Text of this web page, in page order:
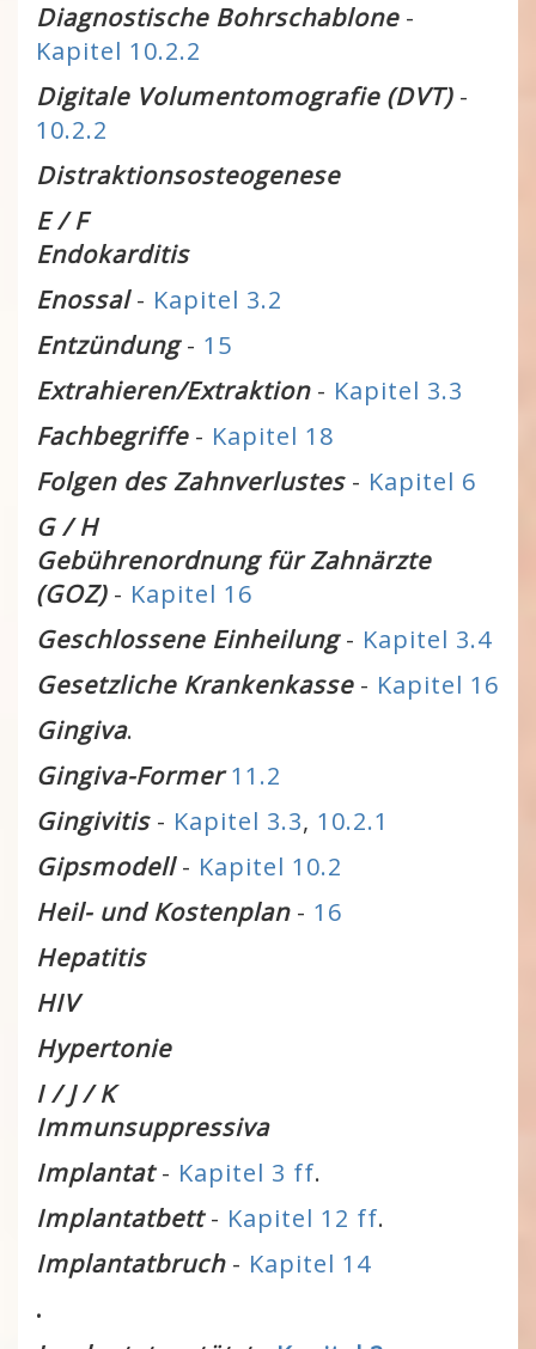
Diagnostische Bohrschablone-
Kapitel 10.2.2
Digitale Volumentomografie (DVT) -
10.2.2
Distraktionsosteogenese
E / F
Endokarditis
Enossal- Kapitel 3.2
Entzündung- 15
Extrahieren/Extraktion- Kapitel 3.3
Fachbegriffe- Kapitel 18
Folgen des Zahnverlustes - Kapitel 6
G / H
Gebührenordnung für Zahnärzte
(GOZ)- Kapitel 16
Geschlossene Einheilung- Kapitel 3.4
Gesetzliche Krankenkasse- Kapitel 16
Gingiva.
Gingiva-Former 11.2
Gingivitis- Kapitel 3.3, 10.2.1
Gipsmodell- Kapitel 10.2
Heil- und Kostenplan- 16
Hepatitis
HIV
Hypertonie
I / J / K
Immunsuppressiva
Implantat- Kapitel 3 ff.
Implantatbett- Kapitel 12 ff.
Implantatbruch- Kapitel 14
.